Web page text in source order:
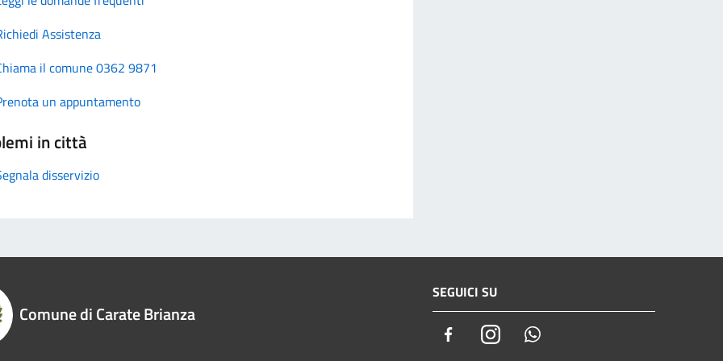
Assistenza
il comune 0362 9871
un appuntamento
in città
disservizio
Comune di Carate Brianza
SEGUICI SU
FacebookInstagram